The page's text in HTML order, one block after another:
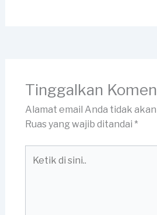
Tinggalkan
Alamat email Anda tidak
Ruas yang wajib ditandai *